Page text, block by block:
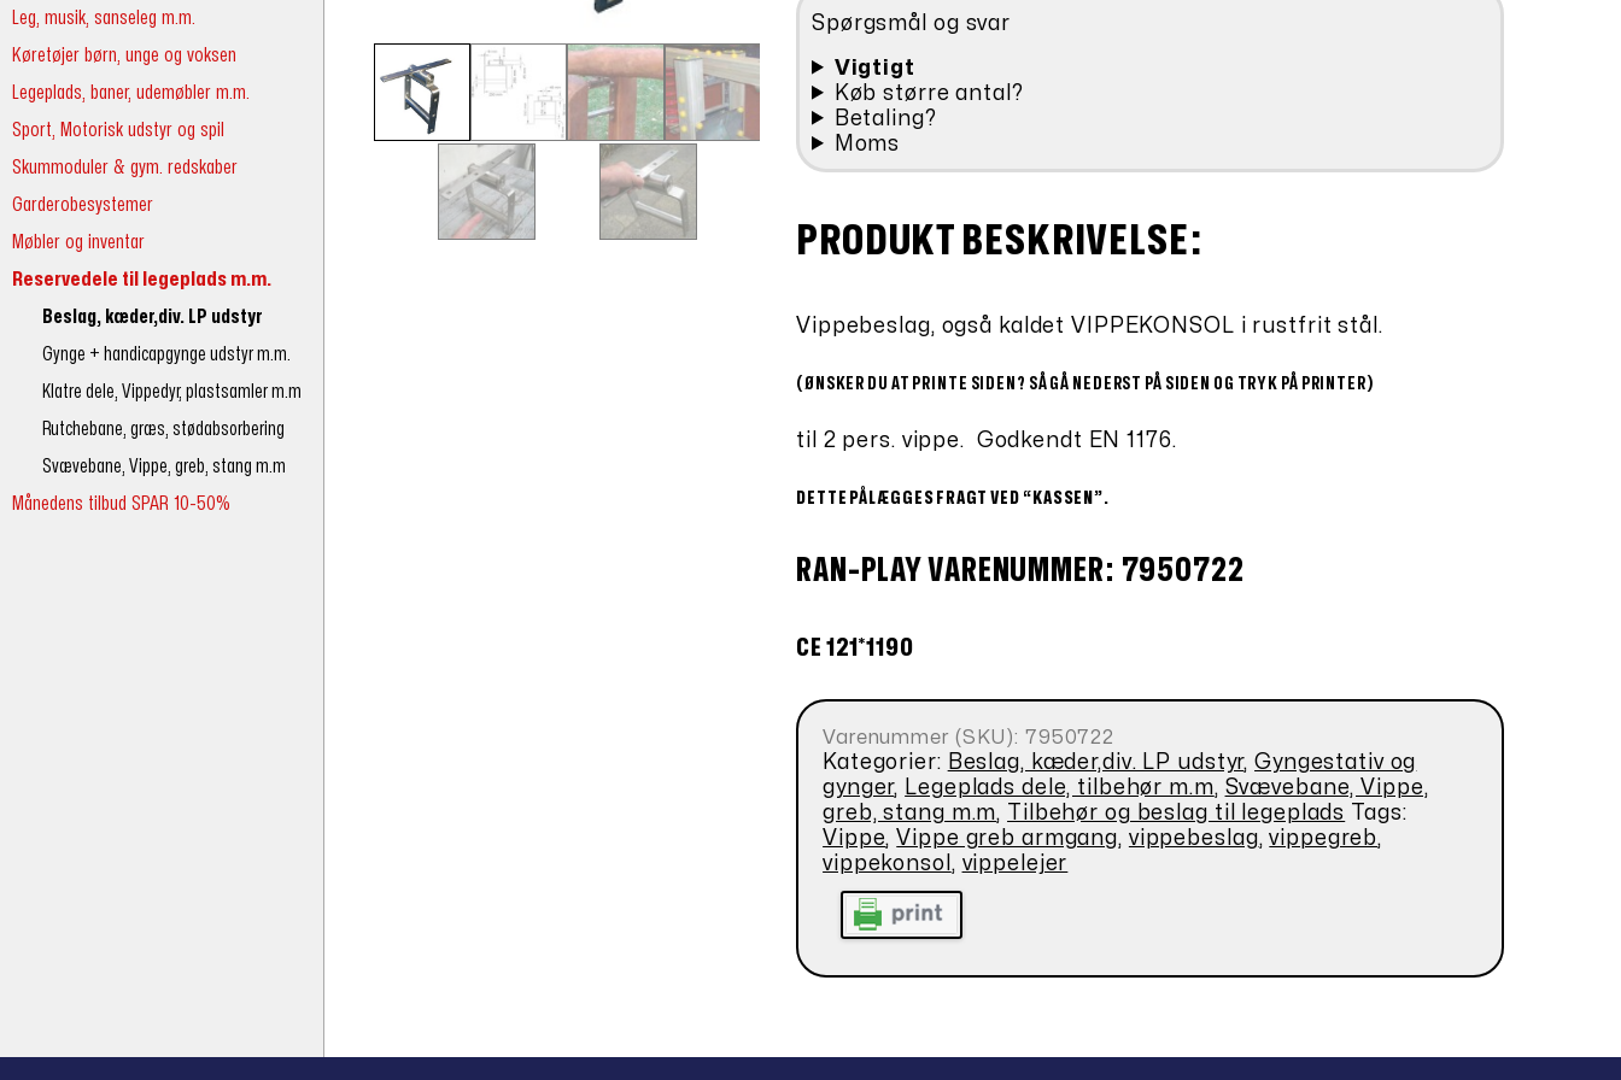
Leg, musik, sanseleg m.m.
Køretøjer børn, unge og voksen
Legeplads, baner, udemøbler m.m.
Sport, Motorisk udstyr og spil
Skummoduler & gym. redskaber
Garderobesystemer
Møbler og inventar
Reservedele til legeplads m.m.
Beslag, kæder,div. LP udstyr
Gynge + handicapgynge udstyr m.m.
Klatre dele, Vippedyr, plastsamler m.m
Rutchebane, græs, stødabsorbering
Svævebane, Vippe, greb, stang m.m
Månedens tilbud SPAR 10-50%
Spørgsmål og svar
Vigtigt
Køb større antal?
Betaling?
Moms
PRODUKT BESKRIVELSE:
Vippebeslag, også kaldet VIPPEKONSOL i rustfrit stål.
(ØNSKER DU AT PRINTE SIDEN? SÅ GÅ NEDERST PÅ SIDEN OG TRYK PÅ PRINTER)
til 2 pers. vippe. Godkendt EN 1176.
DETTE PÅLÆGGES FRAGT VED “KASSEN”.
RAN-PLAY VARENUMMER: 7950722
CE 121*1190
Varenummer (SKU): 7950722
Kategorier: Beslag, kæder,div. LP udstyr,Gyngestativ og
gynger, Legeplads dele, tilbehør m.m, Svævebane, Vippe,
greb, stang m.m, Tilbehør og beslag til legeplads
Tags:
Vippe, Vippe greb armgang, vippebeslag,vippegreb,
vippekonsol , vippelejer